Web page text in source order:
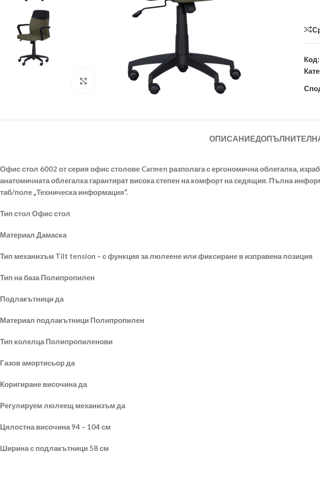
Щракнете за уголемяване
Код:
ОПИСАНИЕ
Офис стол 6002 от серия офис столове Carmen разполага с ергономична облегалка,
анатомичната облегалка гарантират висока степен на комфорт на седящия. Пълна
таб/поле „Техническа информация“.
Тип стол Офис стол
Материал Дамаска
Тип механизъм Tilt tension – с функция за люлеене или фиксиране в изправена позиция
Тип на база Полипропилен
Подлакътници да
Материал подлакътници Полипропилен
Тип колелца Полипропиленови
Газов амортисьор да
Коригиране височина да
Регулируем люлеещ механизъм да
Цялостна височина 94 – 104 см
Ширина с подлакътници 58 см